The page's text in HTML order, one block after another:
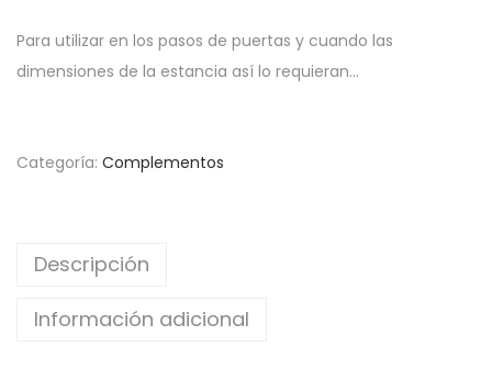
Para utilizar en los pasos de puertas y cuando las
dimensiones de la estancia así lo requieran…
Categoría: Complementos
Descripción
Información adicional